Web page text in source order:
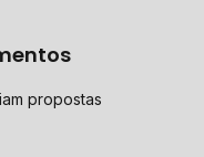
propostas